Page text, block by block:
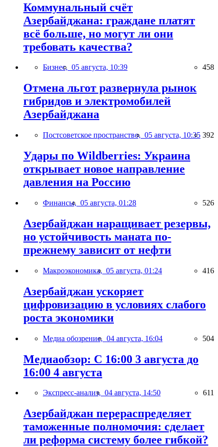
Коммунальный счёт
Азербайджана: граждане платят
всё больше, но могут ли они
требовать качества?
Бизнес, 05 августа, 10:39 458
Отмена льгот развернула рынок
гибридов и электромобилей
Азербайджана
Постсоветское пространство, 05 августа, 10:35 392
Удары по Wildberries: Украина
открывает новое направление
давления на Россию
Финансы, 05 августа, 01:28 526
Азербайджан наращивает резервы,
но устойчивость маната по-
прежнему зависит от нефти
Макроэкономика, 05 августа, 01:24 416
Азербайджан ускоряет
цифровизацию в условиях слабого
роста экономики
Медиа обозрение, 04 августа, 16:04 504
Медиаобзор: С 16:00 3 августа до
16:00 4 августа
Экспресс-анализ, 04 августа, 14:50 611
Азербайджан перераспределяет
таможенные полномочия: сделает
ли реформа систему более гибкой?